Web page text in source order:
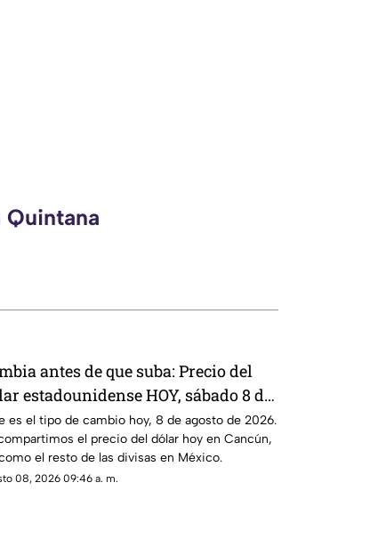
antes de que suba: Precio del
estadounidense HOY, sábado 8 de
de 2026, en Cancún
es el tipo de cambio hoy, 8 de agosto de 2026.
el precio del dólar hoy en Cancún,
el resto de las divisas en México.
08, 2026 09:46 a. m.